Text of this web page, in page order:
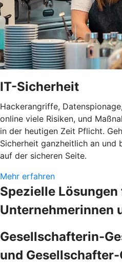
IT-Sicherheit
Hackerangriffe,
online viele Risiken, und
in der heutigen Zeit Pflicht.
Sicherheit ganzheitlich an und
auf der sicheren Seite.
Mehr erfahren
Spezielle Lösungen
Unternehmerinnen
Gesellschafterin-
und